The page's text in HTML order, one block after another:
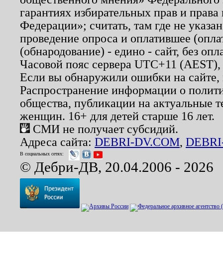
гарантиях избирательных прав и
Федерации»; считать, там где не
проведение опроса и оплатившее
(обнародование) - едино - сайт, без
Часовой пояс сервера UTC+11
Если вы обнаружили ошибки на
Распространение информации о
общества, публикации на актуальные
женщин. 16+ для детей старше 16 лет.
СМИ не получает субсидий.
Адреса сайта: DEBRI-DV.COM,
В социальных сетях:
© Дебри-ДВ, 20.04.2006 - 2026